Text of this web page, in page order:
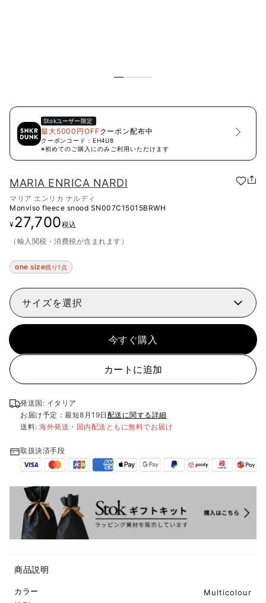
Stokユーザー限定
最大5000円OFFクーポン配布中
クーポンコード： EH4U8
※初めてのご購入にのみご利用いただけます
MARIA ENRICA NARDI
マリア エンリカ ナルディ
Monviso fleece snood SN007C15015BRWH
¥27,700税込
（輸入関税・消費税が含まれます）
one size残り1点
サイズを選択
今すぐ購入
カートに追加
発送国: イタリア
お届け予定：最短8月19日 配送に関する詳細
送料: 海外発送・国内配送ともに無料でお届け
取扱決済手段
商品説明
カラー
Multicolour